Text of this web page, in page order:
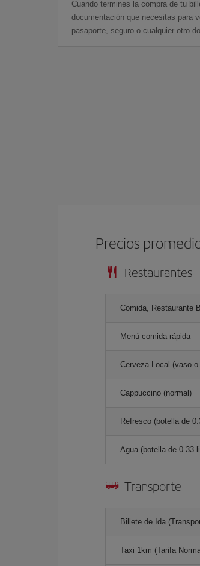
Cuando termines la compra de tu
documentación que necesitas para
pasaporte, seguro o cualquier otro
Precios
Restaurantes
Comida, Restaurante
Menú comida rápida
Cerveza Local (vaso
Cappuccino (normal)
Refresco (botella de
Agua (botella de 0.33
Transporte
Billete de Ida
Taxi 1km (Tarifa